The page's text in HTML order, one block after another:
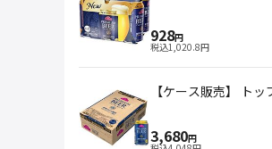
928円
税込1,020.8円
【ケース販売】 ト
3,680円